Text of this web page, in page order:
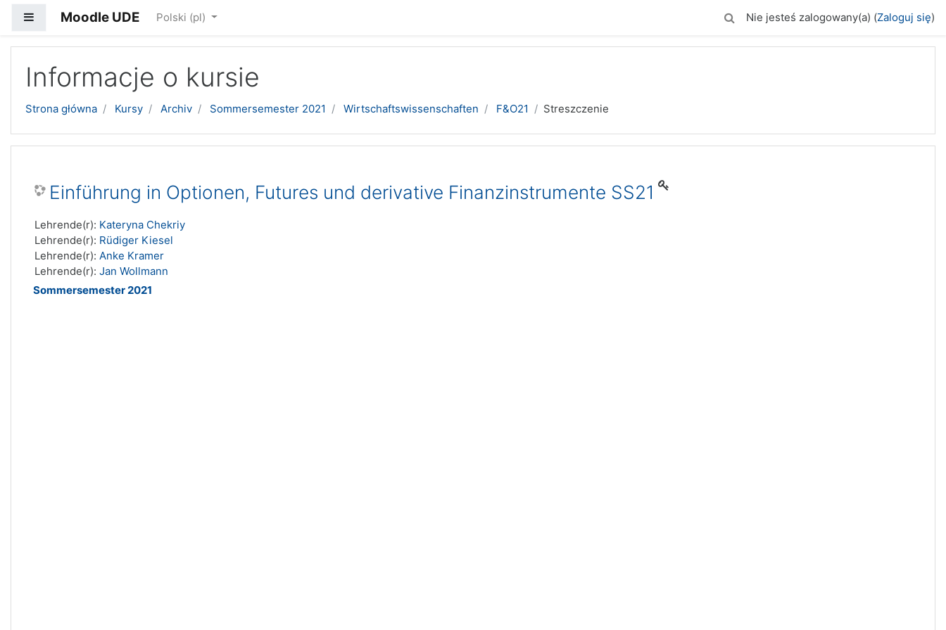
Panel boczny
Moodle UDE Polski ‎(pl)‎ Nie jesteś zalogowany(a) (Zaloguj się)
Informacje o kursie
Strona główna Kursy Archiv Sommersemester 2021 Wirtschaftswissenschaften F&O21 Streszczenie
Einführung in Optionen, Futures und derivative Finanzinstrumente SS21
Lehrende(r): Kateryna Chekriy
Lehrende(r): Rüdiger Kiesel
Lehrende(r): Anke Kramer
Lehrende(r): Jan Wollmann
Sommersemester 2021